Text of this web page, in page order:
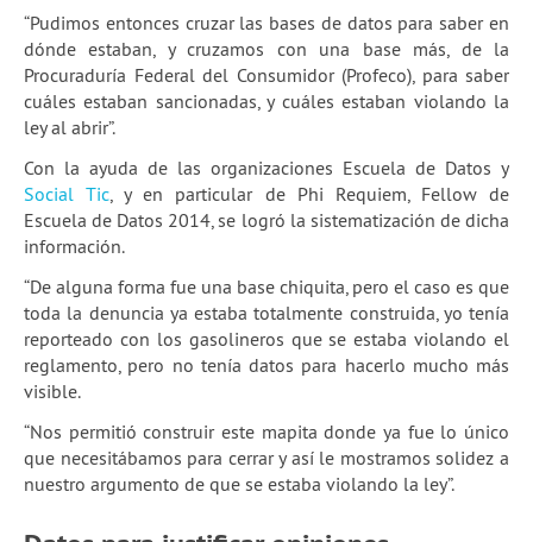
“Pudimos entonces cruzar las bases de datos para saber en
dónde estaban, y cruzamos con una base más, de la
Procuraduría Federal del Consumidor (Profeco), para saber
cuáles estaban sancionadas, y cuáles estaban violando la
ley al abrir”.
Con la ayuda de las organizaciones Escuela de Datos y
Social Tic, y en particular de Phi Requiem, Fellow de
Escuela de Datos 2014, se logró la sistematización de dicha
información.
“De alguna forma fue una base chiquita, pero el caso es que
toda la denuncia ya estaba totalmente construida, yo tenía
reporteado con los gasolineros que se estaba violando el
reglamento, pero no tenía datos para hacerlo mucho más
visible.
“Nos permitió construir este mapita donde ya fue lo único
que necesitábamos para cerrar y así le mostramos solidez a
nuestro argumento de que se estaba violando la ley”.